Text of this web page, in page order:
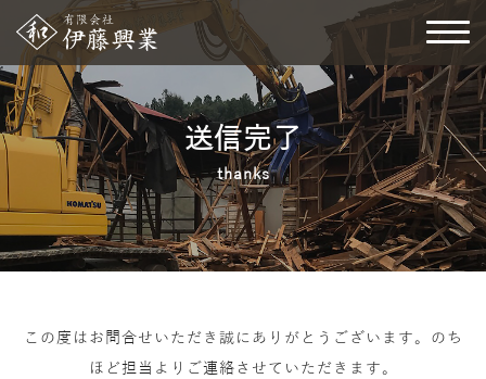
送信完了
thanks
この度はお問合せいただき誠にありがとうございます。のち
ほど担当よりご連絡させていただきます。